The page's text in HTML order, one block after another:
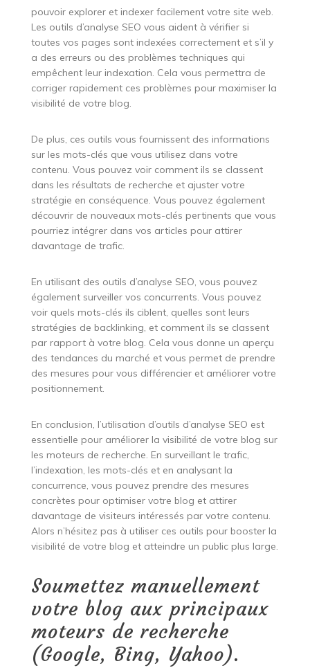
pouvoir explorer et indexer facilement votre site web.
Les outils d’analyse SEO vous aident à vérifier si
toutes vos pages sont indexées correctement et s’il y
a des erreurs ou des problèmes techniques qui
empêchent leur indexation. Cela vous permettra de
corriger rapidement ces problèmes pour maximiser la
visibilité de votre blog.
De plus, ces outils vous fournissent des informations
sur les mots-clés que vous utilisez dans votre
contenu. Vous pouvez voir comment ils se classent
dans les résultats de recherche et ajuster votre
stratégie en conséquence. Vous pouvez également
découvrir de nouveaux mots-clés pertinents que vous
pourriez intégrer dans vos articles pour attirer
davantage de trafic.
En utilisant des outils d’analyse SEO, vous pouvez
également surveiller vos concurrents. Vous pouvez
voir quels mots-clés ils ciblent, quelles sont leurs
stratégies de backlinking, et comment ils se classent
par rapport à votre blog. Cela vous donne un aperçu
des tendances du marché et vous permet de prendre
des mesures pour vous différencier et améliorer votre
positionnement.
En conclusion, l’utilisation d’outils d’analyse SEO est
essentielle pour améliorer la visibilité de votre blog sur
les moteurs de recherche. En surveillant le trafic,
l’indexation, les mots-clés et en analysant la
concurrence, vous pouvez prendre des mesures
concrètes pour optimiser votre blog et attirer
davantage de visiteurs intéressés par votre contenu.
Alors n’hésitez pas à utiliser ces outils pour booster la
visibilité de votre blog et atteindre un public plus large.
Soumettez manuellement
votre blog aux principaux
moteurs de recherche
(Google, Bing, Yahoo).